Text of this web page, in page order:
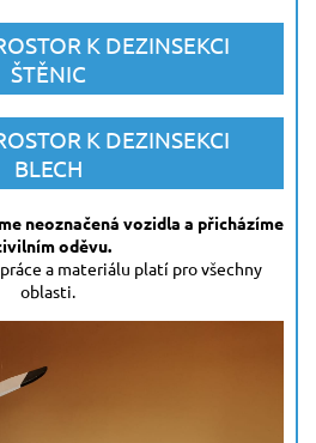
K DEZINSEKCI
ŠTĚNIC
K DEZINSEKCI
BLECH
neoznačená vozidla a přicházíme
oděvu.
a materiálu platí pro všechny
oblasti.